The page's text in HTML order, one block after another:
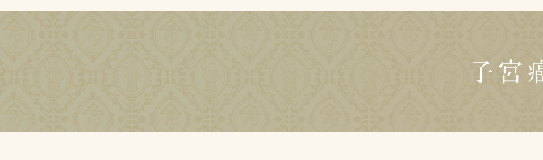
子宮